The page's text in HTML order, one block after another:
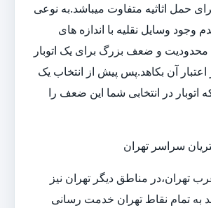
اندازه های مختلف برای حمل اثاثیه متفاوت می‎باشد.به نوعی
وسایل نقلیه با اندازه های
و ضعف بزرگ برای یک اتوبار
آن بکاهد.پس پیش از انتخاب یک
اتوبار در انتخابی شما این ضعف را
سراسر تهران
تهران،در مناطق دیگر تهران نیز
به تمام نقاط تهران خدمت رسانی